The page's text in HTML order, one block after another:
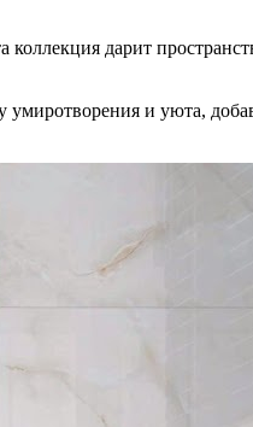
дарит
и уюта,